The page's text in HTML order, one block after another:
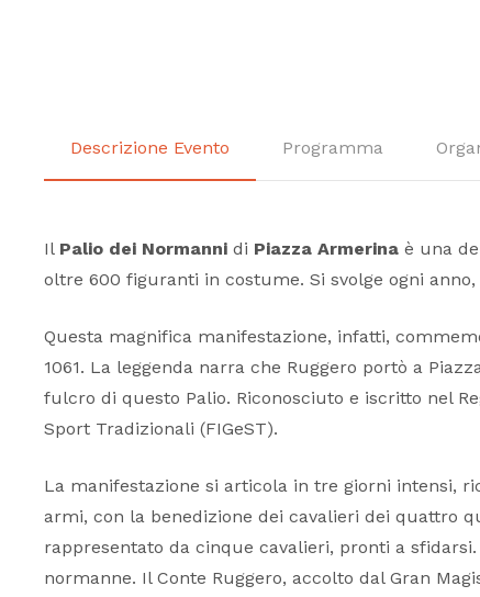
Descrizione Evento Programma
Il Palio dei Normanni di Piazza Armerina è una
oltre 600 figuranti in costume. Si svolge ogni
Questa magnifica manifestazione, infatti,
1061. La leggenda narra che Ruggero portò a
fulcro di questo Palio. Riconosciuto e iscritto nel
Sport Tradizionali (FIGeST).
La manifestazione si articola in tre giorni intensi,
armi, con la benedizione dei cavalieri dei quattro
rappresentato da cinque cavalieri, pronti a
normanne. Il Conte Ruggero, accolto dal Gran